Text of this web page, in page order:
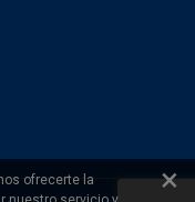
ofrecerte la
×